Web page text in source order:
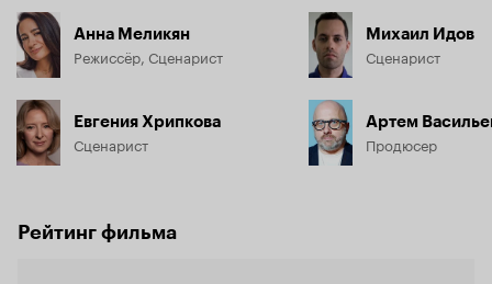
Анна Меликян
Режиссёр, Сценарист
Евгения Хрипкова
Сценарист
Михаил Идов
Сценарист
Артем
Продюсер
Рейтинг фильма